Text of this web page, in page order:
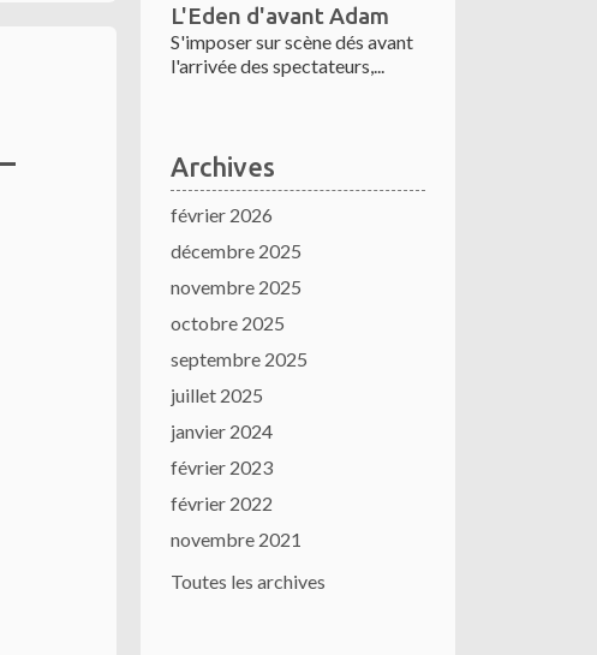
L'Eden d'avant Adam
S'imposer sur scène dés avant
l'arrivée des spectateurs,...
Archives
février 2026
décembre 2025
novembre 2025
octobre 2025
septembre 2025
juillet 2025
janvier 2024
février 2023
février 2022
novembre 2021
Toutes les archives